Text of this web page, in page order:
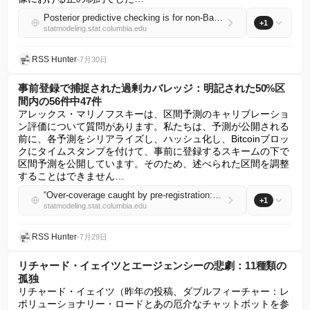
Posterior predictive checking is for non-Bayesians too!
statmodeling.stat.columbia.edu
+1
RSS Hunter•7月30日
事前登録で捕捉された過剰カバレッジ：明記された50%区
間内の56件中47件
アレックス・マリノフスキーは、区間予測のキャリブレーショ
ン評価について質問があります。私たちは、予測が公開される
前に、各予測をシリアライズし、ハッシュ化し、Bitcoinブロッ
クにタイムスタンプを付けて、事前に登録するスキームの下で
区間予測を公開しています。そのため、述べられた区間を調整
することはできません…
“Over-coverage caught by pre-registration: 47 of 56 inside a stated 50% interval”
statmodeling.stat.columbia.edu
+1
RSS Hunter•7月29日
リチャード・イェイツとエージェンシーの悲劇：11種類の
孤独
リチャード・イェイツ（昨年の投稿、ダブルフィーチャー：レ
ボリューショナリー・ロードとあの厄介なチャットボットを参